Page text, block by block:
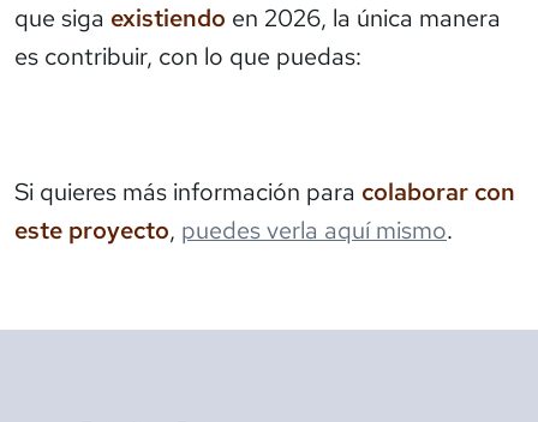
que siga existiendo en 2026, la única manera
es contribuir, con lo que puedas:
Si quieres más información para colaborar con
este proyecto, puedes verla aquí mismo.